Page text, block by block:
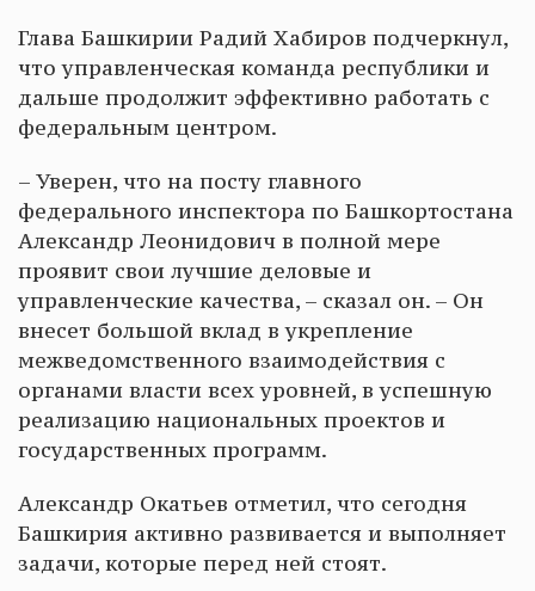
Глава Башкирии Радий Хабиров подчеркнул,
что управленческая команда республики и
дальше продолжит эффективно работать с
федеральным центром.
– Уверен, что на посту главного
федерального инспектора по Башкортостана
Александр Леонидович в полной мере
проявит свои лучшие деловые и
управленческие качества, – сказал он. – Он
внесет большой вклад в укрепление
межведомственного взаимодействия с
органами власти всех уровней, в успешную
реализацию национальных проектов и
государственных программ.
Александр Окатьев отметил, что сегодня
Башкирия активно развивается и выполняет
задачи, которые перед ней стоят.